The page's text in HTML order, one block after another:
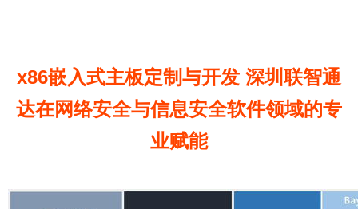
x86嵌入式主板定制与开发 深圳联智通
达在网络安全与信息安全软件领域的专
业赋能